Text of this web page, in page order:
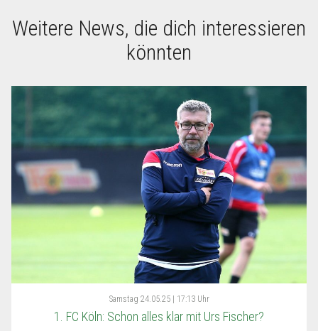
Weitere News, die dich interessieren
könnten
Samstag 24.05.25 | 17:13 Uhr
1. FC Köln: Schon alles klar mit Urs Fischer?